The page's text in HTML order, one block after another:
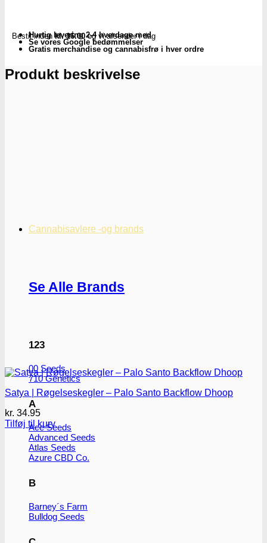
Cannabisavlere -og brands
Se Alle Brands
123
00 Seeds
710 Genetics
A
Ace Seeds
Advanced Seeds
Atlas Seeds
Azure CBD Co.
B
Barney´s Farm
Bulldog Seeds
Red
antal
Bestil indenkl. 16.00og vi afsender i dag
Hurtig levering 2-4 hverdage med
Se vores Google bedømmelser
Gratis merchandise og cannabisfrø i hver ordre
Produkt beskrivelse
Satya | Røgelseskegler – Palo Santo Backflow Dhoop
kr. 34.95
Tilføj til kurv